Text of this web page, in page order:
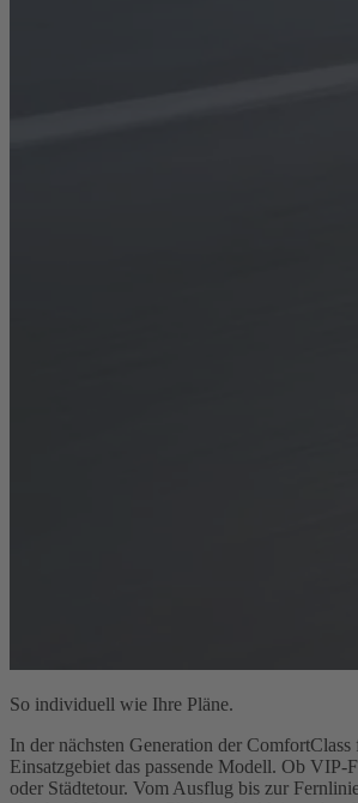
So individuell wie Ihre Pläne.
In der nächsten Generation der
Einsatzgebiet das passende Modell. Ob VIP-
oder Städtetour. Vom Ausflug bis zur